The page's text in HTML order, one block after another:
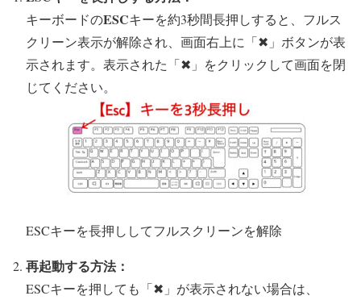
キーボードのESCキーを約3秒間長押しすると、フルス
クリーン表示が解除され、画面右上に「✖」ボタンが表
示されます。表示された「✖」をクリックして画面を閉
じてください。
ESCキーを長押ししてフルスクリーンを解除
再起動する方法：
ESCキーを押しても「✖」が表示されない場合は、